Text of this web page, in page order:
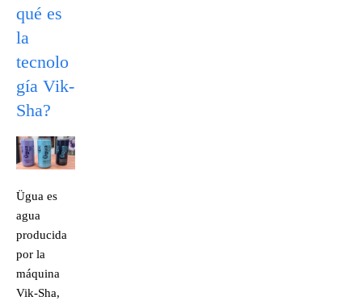
qué es
la
tecnolo
gía Vik-
Sha?
Ügua es
agua
producida
por la
máquina
Vik-Sha,